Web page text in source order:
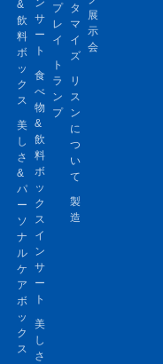
&
飲
料
ボ
ッ
ク
ス
美
し
さ
&
パ
ー
ソ
ナ
ル
ケ
ア
ボ
ッ
ク
ス
サ
ー
ト
食
べ
物
&
飲
料
ボ
ッ
ク
ス
イ
ン
サ
ー
ト
美
し
さ
プ
レ
イ
ト
ラ
ン
プ
タ
マ
イ
ズ
リ
ス
ン
に
つ
い
て
製
造
展
示
会